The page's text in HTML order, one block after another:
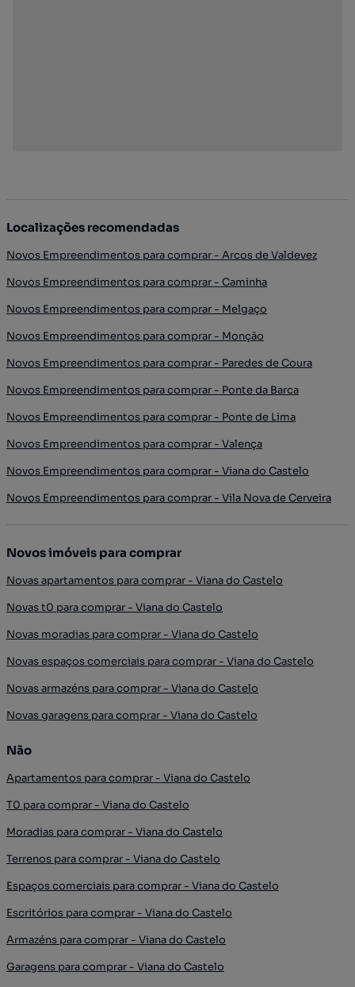
Localizações recomendadas
Novos Empreendimentos para comprar - Arcos de Valdevez
Novos Empreendimentos para comprar - Caminha
Novos Empreendimentos para comprar - Melgaço
Novos Empreendimentos para comprar - Monção
Novos Empreendimentos para comprar - Paredes de Coura
Novos Empreendimentos para comprar - Ponte da Barca
Novos Empreendimentos para comprar - Ponte de Lima
Novos Empreendimentos para comprar - Valença
Novos Empreendimentos para comprar - Viana do Castelo
Novos Empreendimentos para comprar - Vila Nova de Cerveira
Novos imóveis para comprar
Novas apartamentos para comprar - Viana do Castelo
Novas t0 para comprar - Viana do Castelo
Novas moradias para comprar - Viana do Castelo
Novas espaços comerciais para comprar - Viana do Castelo
Novas armazéns para comprar - Viana do Castelo
Novas garagens para comprar - Viana do Castelo
Não
Apartamentos para comprar - Viana do Castelo
T0 para comprar - Viana do Castelo
Moradias para comprar - Viana do Castelo
Terrenos para comprar - Viana do Castelo
Espaços comerciais para comprar - Viana do Castelo
Escritórios para comprar - Viana do Castelo
Armazéns para comprar - Viana do Castelo
Garagens para comprar - Viana do Castelo